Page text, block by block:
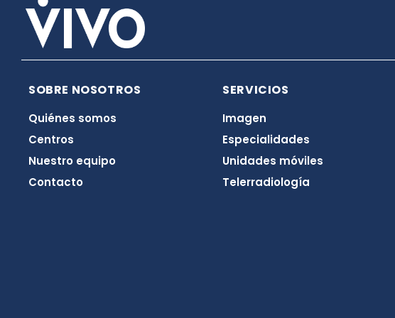
SOBRE NOSOTROS
Quiénes somos
Centros
Nuestro equipo
Contacto
SERVICIOS
Imagen
Especialidades
Unidades móviles
Telerradiología